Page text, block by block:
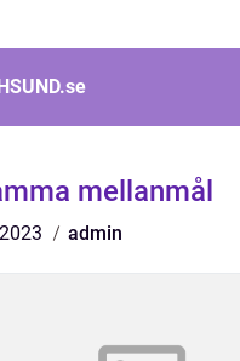
se
mellanmål
admin